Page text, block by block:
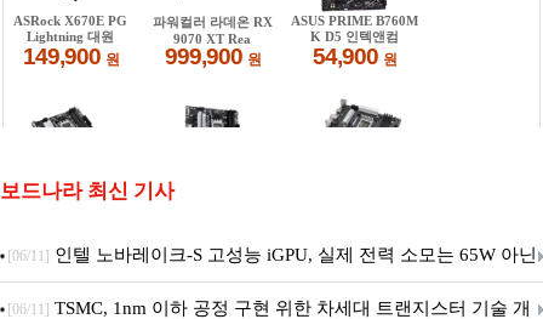
보드나라 최신 기사
[06/11] 인텔 노바레이크-S 고성능 iGPU, 실제 전력 소모는 65W 아닌
40W?
[06/11] TSMC, 1nm 이하 공정 구현 위한 차세대 트랜지스터 기술 개